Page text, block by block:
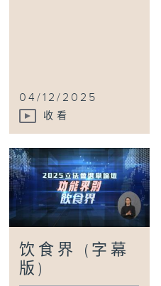
04/12/2025
收看
饮食界 (字幕
版)